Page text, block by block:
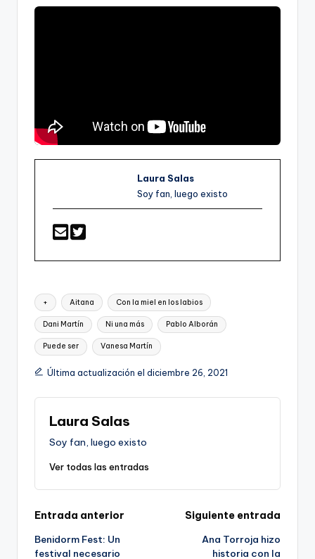
Laura Salas
Soy fan, luego existo
Etiquetas:
+ Aitana Con la miel en los labios
Dani Martín Ni una más Pablo Alborán
Puede ser Vanesa Martín
Última actualización el diciembre 26, 2021
Laura Salas
Soy fan, luego existo
Ver todas las entradas
Navegación
de
Entrada anterior
Benidorm Fest: Un
festival necesario
Siguiente entrada
Ana Torroja hizo
historia con la